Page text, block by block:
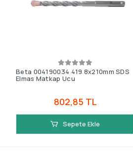
Beta 004190034 419 8x210mm SDS
Elmas Matkap Ucu
802,85 TL
Sepete Ekle